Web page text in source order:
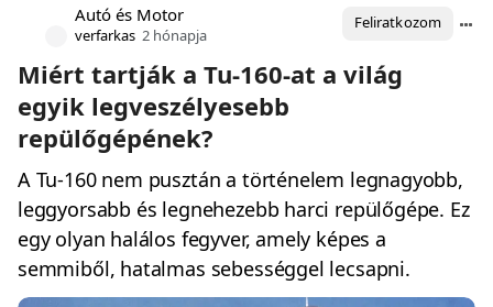
Autó és Motor
verfarkas 2 hónapja
Feliratkozom
Miért tartják a Tu-160-at a világ
egyik legveszélyesebb
repülőgépének?
A Tu-160 nem pusztán a történelem legnagyobb,
leggyorsabb és legnehezebb harci repülőgépe. Ez
egy olyan halálos fegyver, amely képes a
semmiből, hatalmas sebességgel lecsapni.